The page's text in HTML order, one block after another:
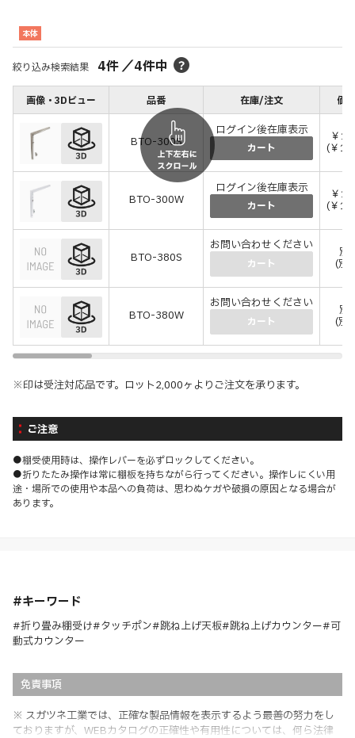
本体
絞り込み検索結果 4件／4件中
画像・3Dビュー 品番 在庫/注文 価
BTO-300S
ログイン後在庫表示
カート
￥
(￥
BTO-300W
ログイン後在庫表示
カート
￥
(￥
BTO-380S
お問い合わせください
カート
別
(別
BTO-380W
お問い合わせください
カート
別
(別
※印は受注対応品です。ロット2,000ヶよりご注文を承ります。
ご注意
●棚受使用時は、操作レバーを必ずロックしてください。
●折りたたみ操作は常に棚板を持ちながら行ってください。操作しにくい用
途・場所での使用や本品への負荷は、思わぬケガや破損の原因となる場合が
あります。
#キーワード
#折り畳み棚受け#タッチポン#跳ね上げ天板#跳ね上げカウンター#可
動式カウンター
免責事項
※ スガツネ工業では、正確な製品情報を表示するよう最善の努力をし
ておりますが、WEBカタログの正確性や有用性については、何ら法律